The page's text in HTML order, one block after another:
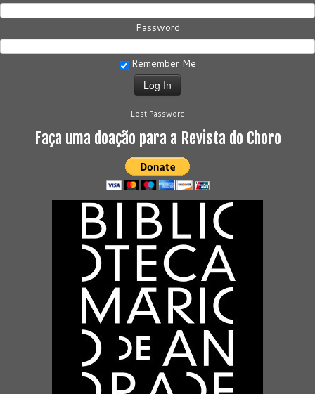
Password
Remember Me
Lost Password
Faça uma doação para a Revista do Choro